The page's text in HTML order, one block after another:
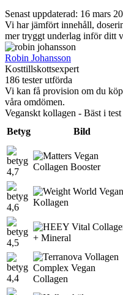
Senast uppdaterad: 16 mars
Vi har jämfört innehåll,
mer tryggt underlag inför ditt
Robin Johansson
Kosttillskottsexpert
186 tester utförda
Vi kan få provision om du
våra omdömen.
Veganskt kollagen - Bäst i test
Betyg
Bild
4,7
4,6
4,5
4,4